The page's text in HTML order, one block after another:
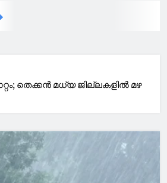
തെക്കൻ മധ്യ ജില്ലകളിൽ മഴ